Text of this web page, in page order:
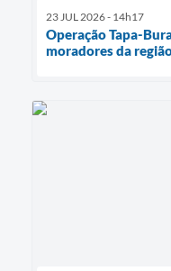
23 JUL 2026 - 14h17
Operação Tapa-
moradores da